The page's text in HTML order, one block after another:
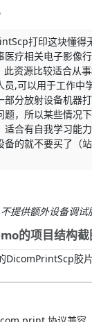
打印这块懂得
医疗相关电子影像
资源比较适合从
,可以用于工作中
部分放射设备机器
题，所以某些情况
适合有自我学习能
备的就不要买了（
提供额外设备调试
的项目结构截